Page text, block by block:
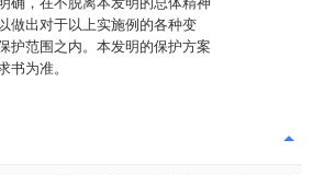
做出对于以上实施例的各种变
护范围之内。本发明的保护方案
书为准。